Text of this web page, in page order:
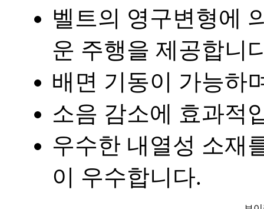
벨트의 영구변형에
운 주행을 제공합니
배면 기동이 가능하
소음 감소에 효과적
우수한 내열성 소재
이 우수합니다.